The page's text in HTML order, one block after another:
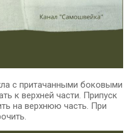
с притачанными боковыми
к верхней части. Припуск
на верхнюю часть. При